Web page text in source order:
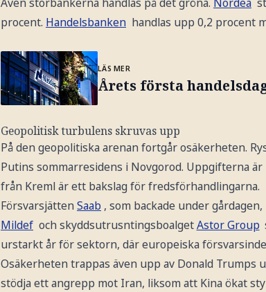
procent. Handelsbanken handlas upp 0,2 procent
LÄS MER
Årets första
Geopolitisk turbulens skruvas upp
På den geopolitiska arenan fortgår osäkerheten.
Putins sommarresidens i Novgorod. Uppgifterna
från Kreml är ett bakslag för fredsförhandlingarna.
Försvarsjätten Saab , som backade under
Mildef och skyddsutrusntingsboalgetAstor Group
urstarkt år för sektorn, där europeiska
Osäkerheten trappas även upp av Donald Trumps
stödja ett angrepp mot Iran, liksom att Kina ökat